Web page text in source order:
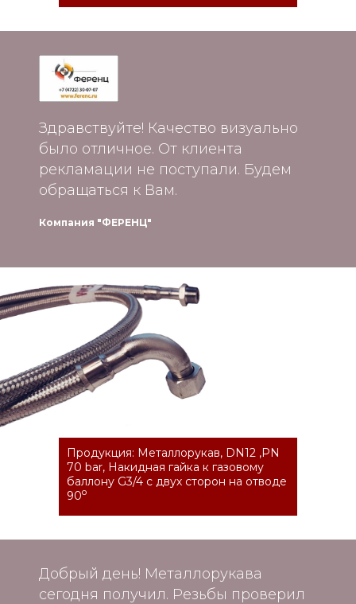
Здравствуйте! Качество визуально
было отличное. От клиента
рекламации не поступали. Будем
обращаться к Вам.
Компания "ФЕРЕНЦ"
Продукция: Металлорукав, DN12 ,PN
70 bar, Накидная гайка к газовому
баллону G3/4 с двух сторон на отводе
90о
Добрый день! Металлорукава
сегодня получил. Резьбы проверил